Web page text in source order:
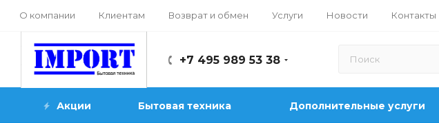
О компании Клиентам Возврат и обмен Услуги Новости Контакты
+7 495 989 53 38
Акции Бытовая техника Дополнительные услуги